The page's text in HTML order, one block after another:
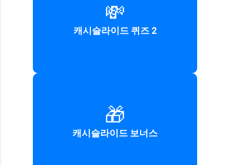
💸
캐시슬라이드 퀴즈 2
정답: 캐시
정답 더 보기
🎁
캐시슬라이드 보너스
정답: 200포인트
정답 더 보기